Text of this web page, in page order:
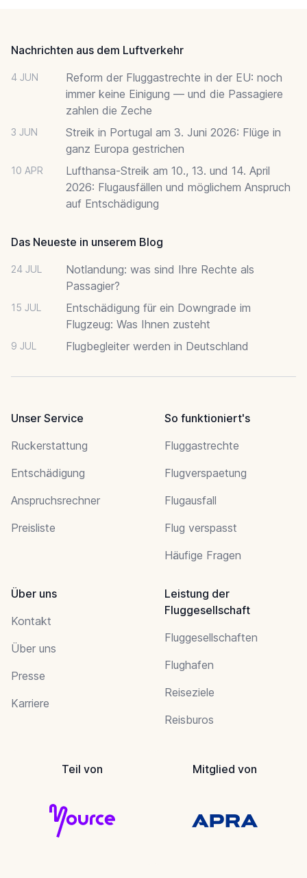
Nachrichten aus dem Luftverkehr
4 JUN
Reform der Fluggastrechte in der EU: noch
immer keine Einigung — und die Passagiere
zahlen die Zeche
3 JUN
Streik in Portugal am 3. Juni 2026: Flüge in
ganz Europa gestrichen
10 APR
Lufthansa-Streik am 10., 13. und 14. April
2026: Flugausfällen und möglichem Anspruch
auf Entschädigung
Das Neueste in unserem Blog
24 JUL
Notlandung: was sind Ihre Rechte als
Passagier?
15 JUL
Entschädigung für ein Downgrade im
Flugzeug: Was Ihnen zusteht
9 JUL Flugbegleiter werden in Deutschland
Unser Service
Ruckerstattung
Entschädigung
Anspruchsrechner
Preisliste
So funktioniert's
Fluggastrechte
Flugverspaetung
Flugausfall
Flug verspasst
Häufige Fragen
Über uns
Kontakt
Über uns
Presse
Karriere
Leistung der
Fluggesellschaft
Fluggesellschaften
Flughafen
Reiseziele
Reisburos
Teil von Mitglied von